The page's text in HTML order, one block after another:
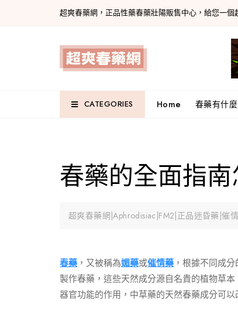
超爽春藥網，正品性藥春藥壯陽販售中心，給您一個
CATEGORIES Home 春藥有什
春藥的全面指
超爽春藥網|Aphrodisiac|FM2|正品迷昏藥|催
春藥 ，又被稱為媚藥或催情藥 ，根據不同成
製作春藥，這些天然成分源自名貴的植物草
器官功能的作用，中草藥的天然春藥成分可